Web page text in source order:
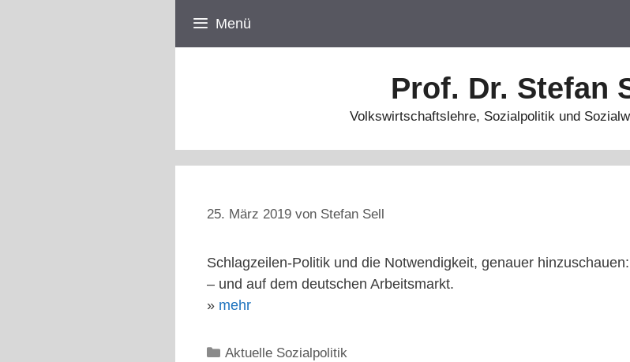
Menü
Prof. Dr. Stefan
Volkswirtschaftslehre, Sozialpolitik und
25. März 2019 von Stefan Sell
Schlagzeilen-Politik und die Notwendigkeit, genauer
– und auf dem deutschen Arbeitsmarkt.
» mehr
Kategorien
Aktuelle Sozialpolitik